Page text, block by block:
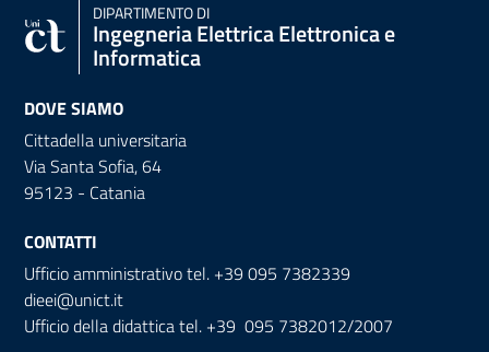
DIPARTIMENTO DI
Ingegneria Elettrica Elettronica e
Informatica
DOVE SIAMO
Cittadella universitaria
Via Santa Sofia, 64
95123 - Catania
CONTATTI
Ufficio amministrativo tel. +39 095 7382339
dieei@unict.it
Ufficio della didattica tel. +39 095 7382012/2007